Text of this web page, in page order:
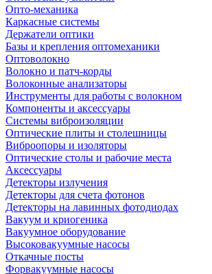
Опто-механика
Каркасные системы
Держатели оптики
Базы и крепления оптомеханики
Оптоволокно
Волокно и патч-корды
Волоконные анализаторы
Инструменты для работы с волокном
Компоненты и аксессуары
Системы виброизоляции
Оптические плиты и столешницы
Виброопоры и изоляторы
Оптические столы и рабочие места
Аксессуары
Детекторы излучения
Детекторы для счета фотонов
Детекторы на лавинных фотодиодах
Вакуум и криогеника
Вакуумное оборудование
Высоковакуумные насосы
Откачные посты
Форвакуумные насосы